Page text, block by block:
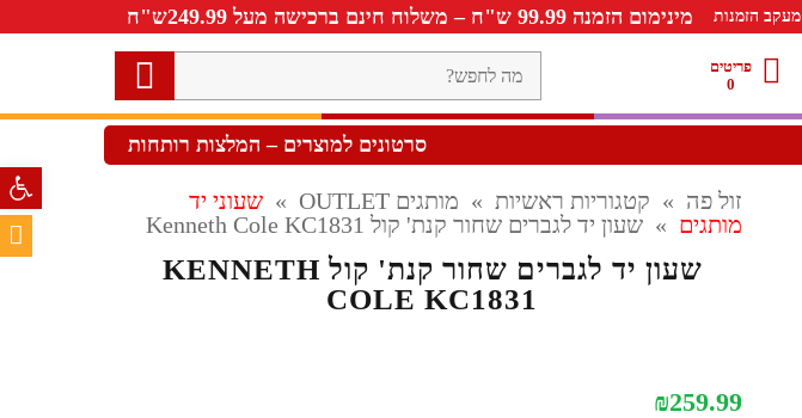
מעקב הזמנות מינימום הזמנה 99.99 ש"ח – משלוח חינם ברכישה מעל 249.99ש"ח
פריטים
0
לחפש?
סרטונים למוצרים – המלצות רותחות
זול פה » קטגוריות ראשיות » מותגים OUTLET » שעוני יד
מותגים » שעון יד לגברים שחור קנת' קול Kenneth Cole KC1831
שעון יד לגברים שחור קנת' קול KENNETH
COLE KC1831
₪259.99
פתח